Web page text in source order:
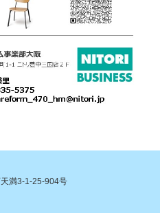
満3-1-25-904号